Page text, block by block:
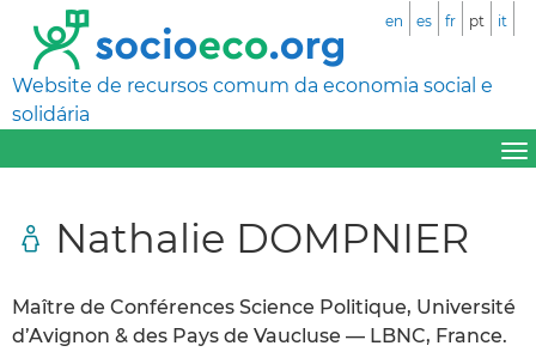
Website de recursos comum da economia social e
solidária
en es fr pt it
Nathalie DOMPNIER
Maître de Conférences Science Politique, Université
d’Avignon & des Pays de Vaucluse — LBNC, France.